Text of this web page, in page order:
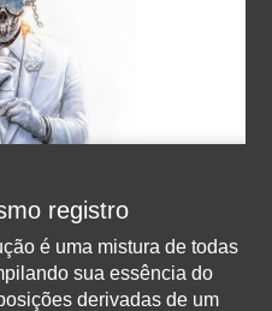
registro
é uma mistura de todas
sua essência do
derivadas de um